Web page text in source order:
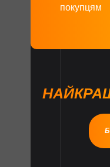
покупцям